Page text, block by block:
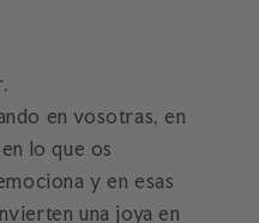
en vosotras, en
lo que os
y en esas
una joya en